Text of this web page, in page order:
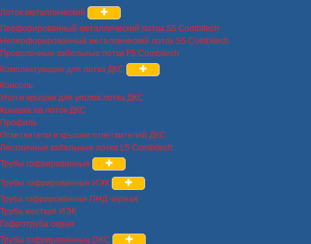
Лоток металлический
Перфорированный металлический лоток S5 Combitech
Неперфорированный металлический лоток S5 Combitech
Проволочные кабельные лотки F5 Combitech
Комплектующие для лотка ДКС
Консоль
Угол и крышки для уголов лотка ДКС
Крышка на лоток ДКС
Профиль
Ответвители и крышки ответвителей ДКС
Лестничные кабельные лотки L5 Combitech
Трубы гофрированные
Трубы гофрированные ИЭК
Труба гофрированная ПНД черная
Труба жесткая ИЭК
Гофротруба серая
Трубы гофрированные DKC